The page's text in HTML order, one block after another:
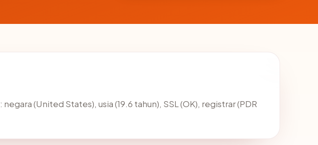
: negara (United States), usia (19.6 tahun), SSL (OK), registrar (PDR